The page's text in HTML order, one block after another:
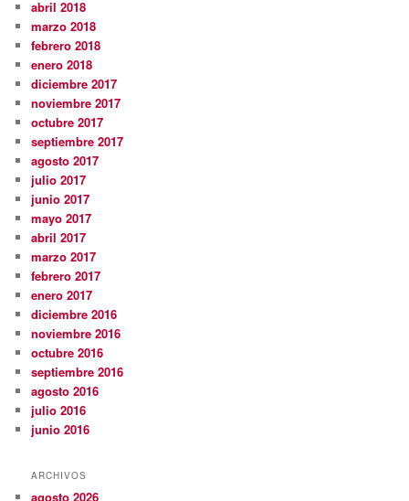
abril 2018
marzo 2018
febrero 2018
enero 2018
diciembre 2017
noviembre 2017
octubre 2017
septiembre 2017
agosto 2017
julio 2017
junio 2017
mayo 2017
abril 2017
marzo 2017
febrero 2017
enero 2017
diciembre 2016
noviembre 2016
octubre 2016
septiembre 2016
agosto 2016
julio 2016
junio 2016
ARCHIVOS
agosto 2026